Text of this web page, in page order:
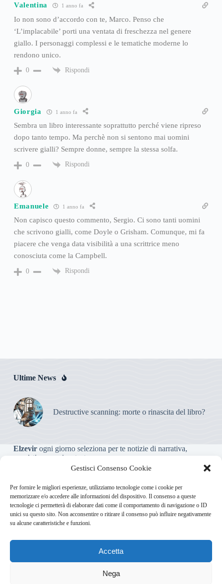
Gestisci Consenso Cookie
Per fornire le migliori esperienze, utilizziamo tecnologie come i cookie per
memorizzare e/o accedere alle informazioni del dispositivo. Il consenso a queste
tecnologie ci permetterà di elaborare dati come il comportamento di navigazione o ID
unici su questo sito. Non acconsentire o ritirare il consenso può influire negativamente
su alcune caratteristiche e funzioni.
Accetta
Nega
Valentina 1 anno fa
Io non sono d’accordo con te, Marco. Penso che
‘L’implacabile’ porti una ventata di freschezza nel genere
giallo. I personaggi complessi e le tematiche moderne lo
rendono unico.
0 Rispondi
Giorgia 1 anno fa
Sembra un libro interessante soprattutto perché viene ripreso
dopo tanto tempo. Ma perchè non si sentono mai uomini
scrivere gialli? Sempre donne, sempre la stessa solfa.
0 Rispondi
Emanuele 1 anno fa
Non capisco questo commento, Sergio. Ci sono tanti uomini
che scrivono gialli, come Doyle o Grisham. Comunque, mi fa
piacere che venga data visibilità a una scrittrice meno
conosciuta come la Campbell.
0 Rispondi
Ultime News
Destructive scanning: morte o rinascita del libro?
Elzevirogni giorno seleziona per te notizie di narrativa,
saggistica, poesia e teatro.
Testata giornalistica online non iscritta al Tribunale, che non
riceve contributi o agevolazioni pubbliche ai sensi dell’art. 3-
bis della legge 103/2012
Via Usodimare 3 - 37138 Verona (VR)info@elzevir.it bullet-